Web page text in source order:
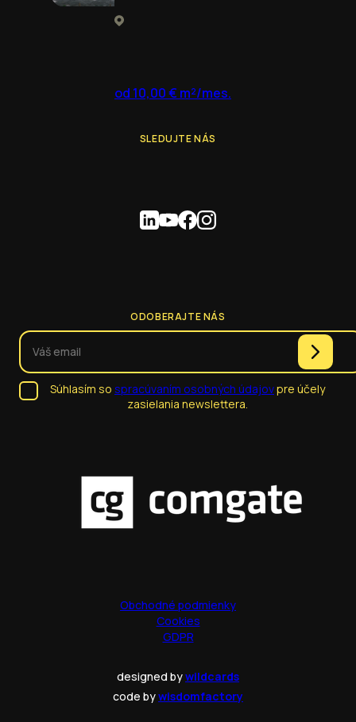
od 10,00 € m²/mes.
SLEDUJTE NÁS
ODOBERAJTE NÁS
Súhlasím so spracúvaním osobných údajovpre účely
zasielania newslettera.
Obchodné podmienky
Cookies
GDPR
designed bywildcards
code bywisdomfactory